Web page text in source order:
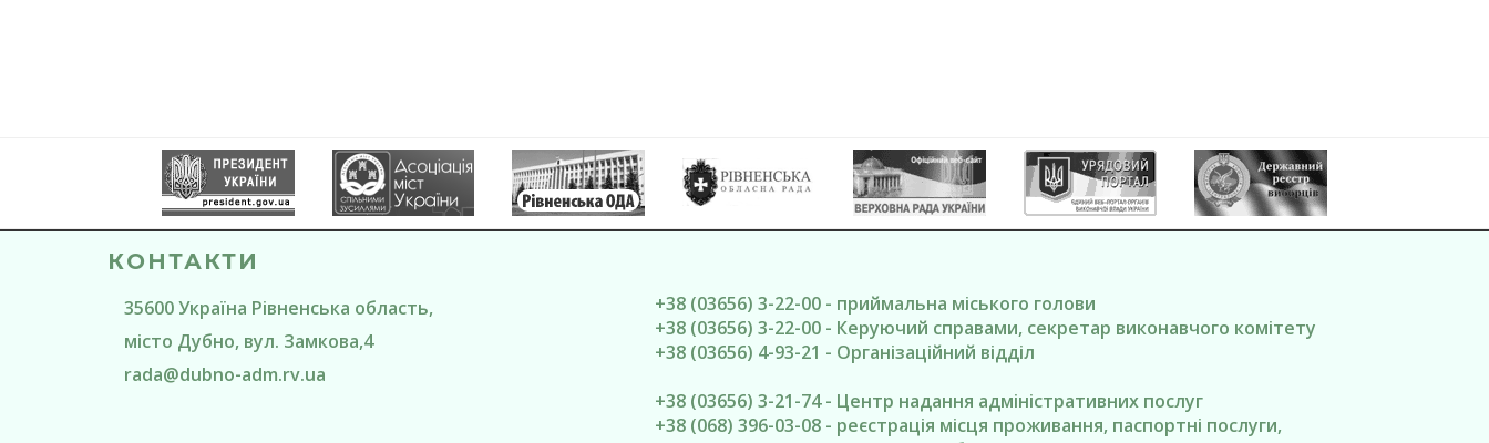
КОНТАКТИ
35600Україна Рівненська область,
місто Дубно, вул. Замкова,4
rada@dubno-adm.rv.ua
+38 (03656) 3-22-00 - приймальна міського голови
+38 (03656) 3-22-00 - Керуючий справами, секретар виконавчого комітету
+38 (03656) 4-93-21 - Організаційний відділ
+38 (03656) 3-21-74 - Центр надання адміністративних послуг
+38 (068) 396-03-08 - реєстрація місця проживання, паспортні послуги,